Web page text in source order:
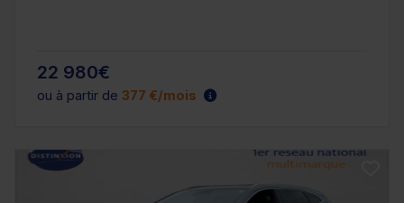
22 980€
ou à partir de 377 €/mois